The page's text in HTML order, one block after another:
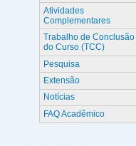
Atividades
Complementares
Trabalho de Conclusão
do Curso (TCC)
Pesquisa
Extensão
Notícias
FAQ Acadêmico